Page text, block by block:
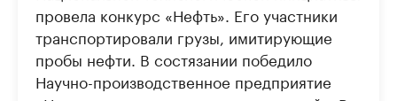
провела конкурс «Нефть». Его участники
транспортировали грузы, имитирующие
пробы нефти. В состязании победило
Научно-производственное предприятие